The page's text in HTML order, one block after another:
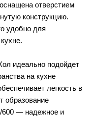
отверстием
конструкцию.
удобно для
идеально подойдет
на кухне
легкость в
образование
600 — надежное и